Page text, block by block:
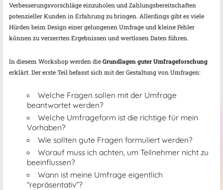
Verbesserungsvorschläge einzuholen und Zahlungsbereitschaften
potenzieller Kunden in Erfahrung zu bringen. Allerdings gibt es viele
Hürden beim Design einer gelungenen Umfrage und kleine Fehler
können zu verzerrten Ergebnissen und wertlosen Daten führen.
In diesem Workshop werden dieGrundlagen guter Umfrageforschung
erklärt. Der erste Teil befasst sich mit der Gestaltung von Umfragen:
Welche Fragen sollen mit der Umfrage
beantwortet werden?
Welche Umfrageform ist die richtige für mein
Vorhaben?
Wie sollten gute Fragen formuliert werden?
Worauf muss ich achten, um Teilnehmer nicht zu
beeinflussen?
Wann ist meine Umfrage eigentlich
“repräsentativ”?